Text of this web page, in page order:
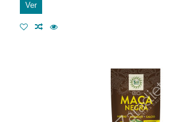
Ver